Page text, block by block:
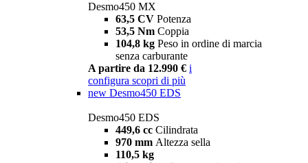
Desmo450 MX
63,5 CV Potenza
53,5 Nm Coppia
104,8 kg Peso in ordine di marcia
senza carburante
A partire da 12.990 € i
configura scopri di più
new Desmo450 EDS
Desmo450 EDS
449,6 cc Cilindrata
970 mm Altezza sella
110,5 kg